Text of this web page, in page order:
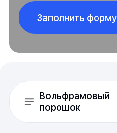
Заполнить форму
Вольфрамовый
порошок